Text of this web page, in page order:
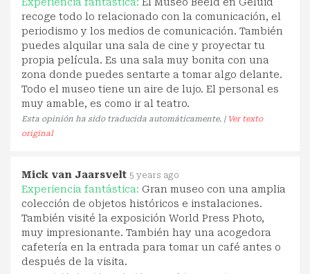
Experiencia fantástica: El Museo Beeld en Geluid
recoge todo lo relacionado con la comunicación, el
periodismo y los medios de comunicación. También
puedes alquilar una sala de cine y proyectar tu
propia película. Es una sala muy bonita con una
zona donde puedes sentarte a tomar algo delante.
Todo el museo tiene un aire de lujo. El personal es
muy amable, es como ir al teatro.
Esta opinión ha sido traducida automáticamente. | Ver texto
original
Mick van Jaarsvelt 5 years ago
Experiencia fantástica: Gran museo con una amplia
colección de objetos históricos e instalaciones.
También visité la exposición World Press Photo,
muy impresionante. También hay una acogedora
cafetería en la entrada para tomar un café antes o
después de la visita.